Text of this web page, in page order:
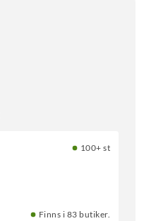
100+ st
Finns i 83 butiker.